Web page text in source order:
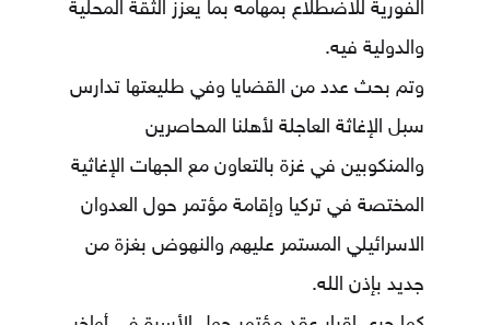
الفورية للاضطلاع بمهامه بما يعزز الثقة المحلية
والدولية فيه.
وتم بحث عدد من القضايا وفي طليعتها تدارس
سبل الإغاثة العاجلة لأهلنا المحاصرين
والمنكوبين في غزة بالتعاون مع الجهات الإغاثية
المختصة في تركيا وإقامة مؤتمر حول العدوان
الاسرائيلي المستمر عليهم والنهوض بغزة من
جديد بإذن الله.